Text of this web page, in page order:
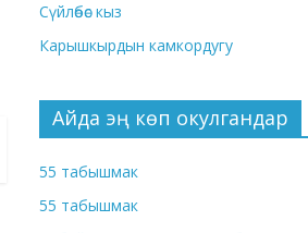
Сүйлөбөс кыз
Карышкырдын камкордугу
Айда эң көп окулгандар
55 табышмак
55 табышмак